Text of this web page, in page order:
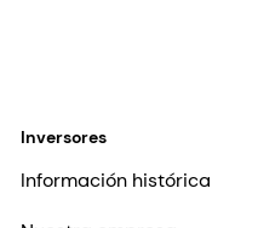
Inversores
Información histórica